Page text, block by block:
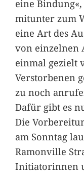
eine
mitunter zum
eine Art des
von einzelnen
einmal gezielt
Verstorbenen
zu noch
Dafür gibt es
Die
am Sonntag
Ramonville
Initiatorinnen